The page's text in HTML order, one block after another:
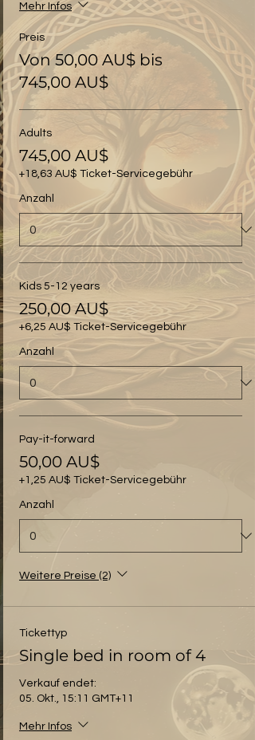
Mehr Infos
Preis
Von 50,00 AU$ bis
745,00 AU$
Adults
745,00 AU$
+18,63 AU$ Ticket-Servicegebühr
Anzahl
Kids 5-12 years
250,00 AU$
+6,25 AU$ Ticket-Servicegebühr
Anzahl
Pay-it-forward
50,00 AU$
+1,25 AU$ Ticket-Servicegebühr
Anzahl
Weitere Preise (2)
Tickettyp
Single bed in room of 4
Verkauf endet:
05. Okt., 15:11 GMT+11
Mehr Infos